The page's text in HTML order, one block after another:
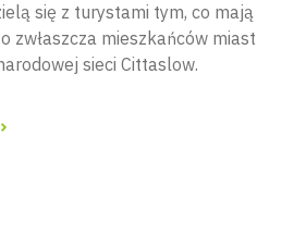
się z turystami tym, co mają
zwłaszcza mieszkańców miast
sieci Cittaslow.